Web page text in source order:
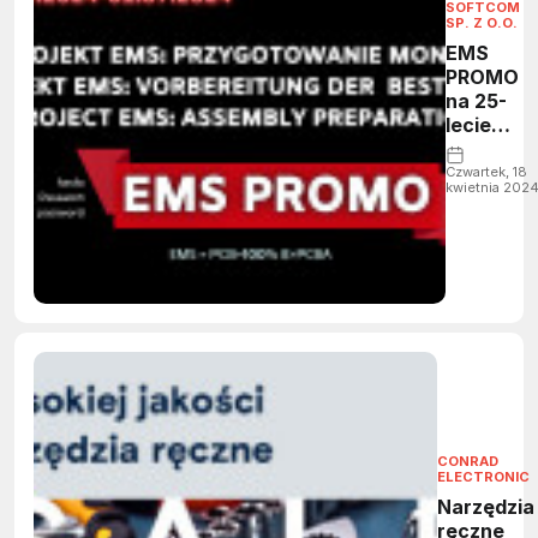
SOFTCOM
SP. Z O.O.
EMS
PROMO
na 25-
lecie
Czwartek, 18
kwietnia 2024
CONRAD
ELECTRONIC
Narzędzia
ręczne